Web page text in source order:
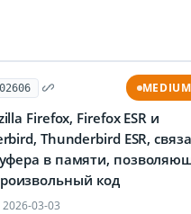
MEDIUM
Firefox, Firefox ESR и
Thunderbird ESR,
в памяти,
код
2026-03-03